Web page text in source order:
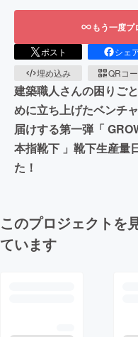
もう一度
ポスト シェ
埋め込み
QRコ
建築職人さんの困りご
めに立ち上げたベンチ
届けする第一弾「
本指靴下 」靴下生産量
た！
このプロジェクトを
ています